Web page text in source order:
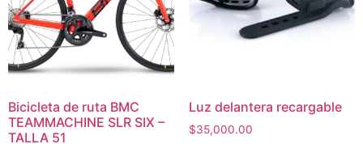
Bicicleta de ruta BMC
TEAMMACHINE SLR SIX –
TALLA 51
Luz delantera recargable
$35,000.00